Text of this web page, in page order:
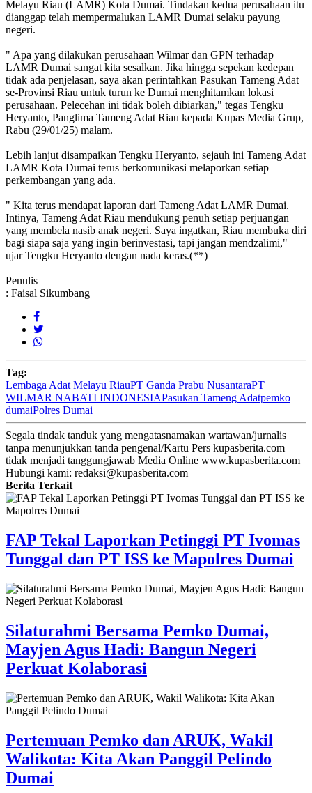
Melayu Riau (LAMR) Kota Dumai. Tindakan kedua perusahaan itu
dianggap telah mempermalukan LAMR Dumai selaku payung
negeri.
" Apa yang dilakukan perusahaan Wilmar dan GPN terhadap
LAMR Dumai sangat kita sesalkan. Jika hingga sepekan kedepan
tidak ada penjelasan, saya akan perintahkan Pasukan Tameng Adat
se-Provinsi Riau untuk turun ke Dumai menghitamkan lokasi
perusahaan. Pelecehan ini tidak boleh dibiarkan," tegas Tengku
Heryanto, Panglima Tameng Adat Riau kepada Kupas Media Grup,
Rabu (29/01/25) malam.
Lebih lanjut disampaikan Tengku Heryanto, sejauh ini Tameng Adat
LAMR Kota Dumai terus berkomunikasi melaporkan setiap
perkembangan yang ada.
" Kita terus mendapat laporan dari Tameng Adat LAMR Dumai.
Intinya, Tameng Adat Riau mendukung penuh setiap perjuangan
yang membela nasib anak negeri. Saya ingatkan, Riau membuka diri
bagi siapa saja yang ingin berinvestasi, tapi jangan mendzalimi,"
ujar Tengku Heryanto dengan nada keras.(**)
Penulis
: Faisal Sikumbang
Tag:
Lembaga Adat Melayu RiauPT Ganda Prabu NusantaraPT
WILMAR NABATI INDONESIAPasukan Tameng Adatpemko
dumaiPolres Dumai
Segala tindak tanduk yang mengatasnamakan wartawan/jurnalis
tanpa menunjukkan tanda pengenal/Kartu Pers kupasberita.com
tidak menjadi tanggungjawab Media Online www.kupasberita.com
Hubungi kami: redaksi@kupasberita.com
Berita Terkait
FAP Tekal Laporkan Petinggi PT Ivomas
Tunggal dan PT ISS ke Mapolres Dumai
Silaturahmi Bersama Pemko Dumai,
Mayjen Agus Hadi: Bangun Negeri
Perkuat Kolaborasi
Pertemuan Pemko dan ARUK, Wakil
Walikota: Kita Akan Panggil Pelindo
Dumai